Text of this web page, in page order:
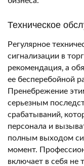
Техническое
Регулярное
сигнализации в
рекомендация‚ а
ее бесперебойной
Пренебрежение
серьезным
срабатываний‚
персонала и
полным выходом
момент.
включает в себя не